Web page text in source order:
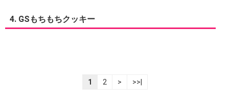
4. GSもちもちクッキー
1 2 > >>|